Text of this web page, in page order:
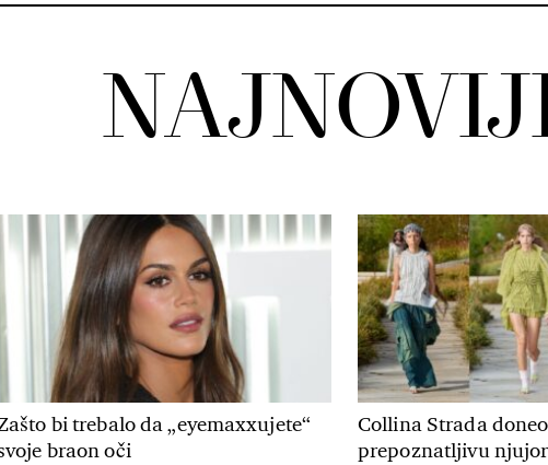
bi trebalo da „eyemaxxujete“
braon oči
Collina Strada
prepoznatljivu